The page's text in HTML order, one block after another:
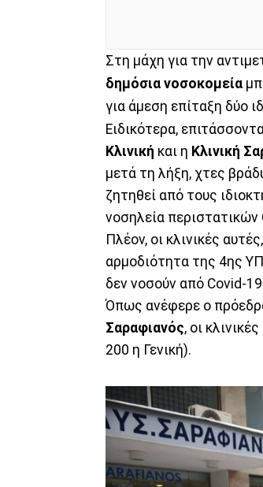
Στη μάχη για την
δημόσια νοσοκομεία
για άμεση επίταξη δύο
Ειδικότερα,
Κλινική και η Κλινική
μετά τη λήξη, χτες
ζητηθεί από τους
νοσηλεία περιστατικών
Πλέον, οι κλινικές
αρμοδιότητα της 4ης
δεν νοσούν από Covid-19
Όπως ανέφερε ο
Σαραφιανός, οι
200 η Γενική).